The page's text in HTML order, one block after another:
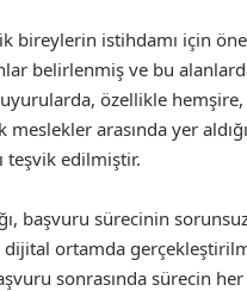
bireylerin istihdamı için
belirlenmiş ve bu
özellikle hemşire,
arasında yer
teşvik edilmiştir.
başvuru sürecinin
ortamda
sonrasında sürecin her